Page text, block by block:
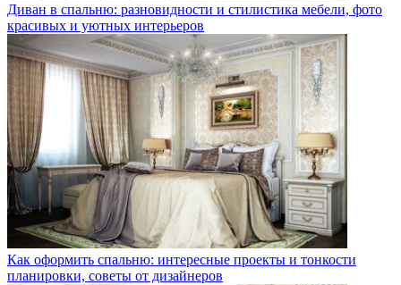
Диван в спальню: разновидности и стилистика мебели, фото
красивых и уютных интерьеров
Как оформить спальню: интересные проекты и тонкости
планировки, советы от дизайнеров